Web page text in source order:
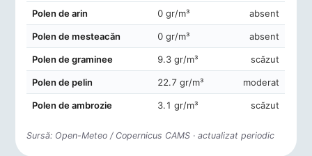
Concentrații de polen în aerul din Cătunu (Berceni)
Polen de arin 0 gr/m³ absent
Polen de mesteacăn 0 gr/m³ absent
Polen de graminee 9.3 gr/m³ scăzut
Polen de pelin 22.7 gr/m³ moderat
Polen de ambrozie 3.1 gr/m³ scăzut
Sursă: Open-Meteo / Copernicus CAMS · actualizat periodic